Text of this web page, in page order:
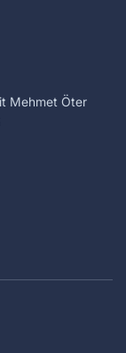
Mehmet Öter